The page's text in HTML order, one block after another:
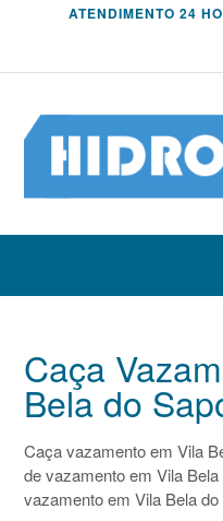
ATENDIMENTO 24
Caça
Bela do
Caça vazamento em Vila
de vazamento em Vila
vazamento em Vila Bela